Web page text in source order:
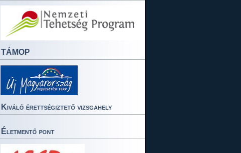
TÁMOP
Kiváló érettségiztető vizsgahely
Életmentő pont